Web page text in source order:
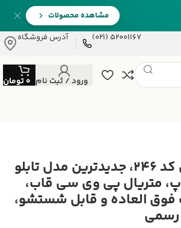
مشاهده محصولات
52001167 (021)
آدرس فروشگاه
ورود / ثبت نام 0تومان
تابلو دکوراتیو شاین کد 246، جدیدترین مدل تابلو
متریال پی وی سی قاب،
فوق العاده و قابل شستشو،
رسمی